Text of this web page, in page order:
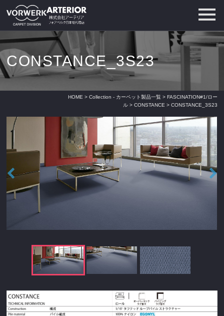
CONSTANCE_3S23
HOME > Collection - カーペット製品一覧> FASCINATION#1/ロー
ル> CONSTANCE > CONSTANCE_3S23